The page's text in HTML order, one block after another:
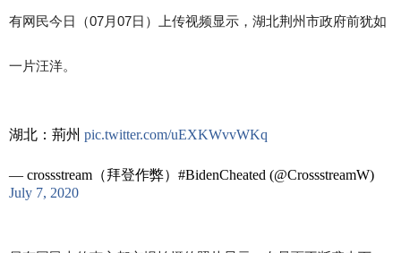
有网民今日（07月07日）上传视频显示，湖北荆州市政府前犹如
一片汪洋。
湖北：荊州 pic.twitter.com/uEXKWvvWKq
— crossstream（拜登作弊）#BidenCheated (@CrossstreamW)
July 7, 2020